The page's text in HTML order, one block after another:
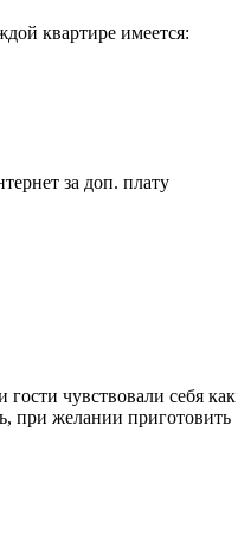
квартире имеется:
за доп. плату
чувствовали себя как
при желании приготовить